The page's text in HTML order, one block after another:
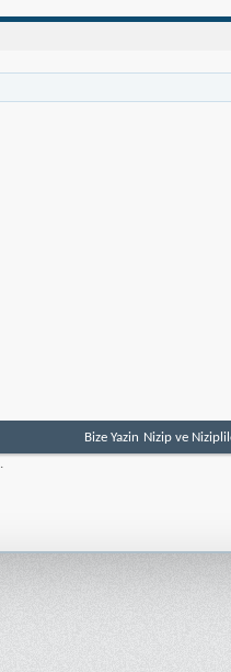
Bize Yazin Nizip ve
.